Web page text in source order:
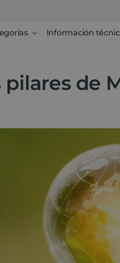
Información
de